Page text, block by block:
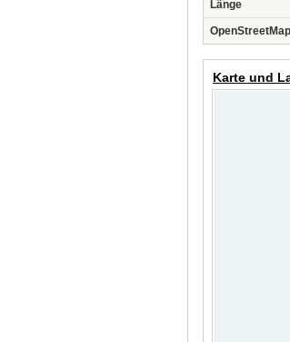
Länge
OpenStreetMap
Karte und